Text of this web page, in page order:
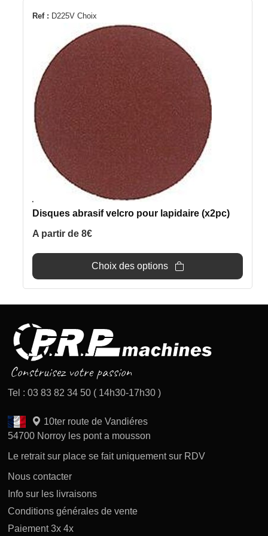
Ref : D225V Choix
Disques abrasif velcro pour lapidaire (x2pc)
A partir de 8€
Choix des options
Ce
plusieurs
variations.
Les
options
peuvent
être
choisies
du
produit
Tel : 03 83 82 34 50 ( 14h30-17h30 )
10ter route de Vandiéres
54700 Norroy les pont a mousson
Le retrait sur place se fait uniquement sur RDV
Nous contacter
Info sur les livraisons
Conditions générales de vente
Paiement 3x 4x